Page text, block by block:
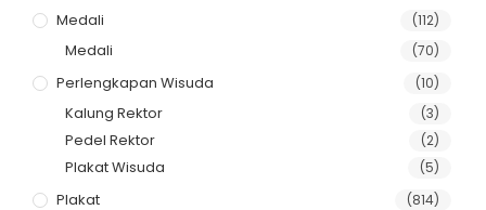
Medali (112)
Medali (70)
Perlengkapan Wisuda (10)
Kalung Rektor (3)
Pedel Rektor (2)
Plakat Wisuda (5)
Plakat (814)